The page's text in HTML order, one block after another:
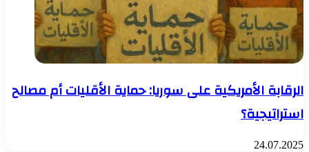
الرقابة الأمريكية على سوريا: حماية الأقليات أم مصالح
استراتيجية؟
24.07.2025